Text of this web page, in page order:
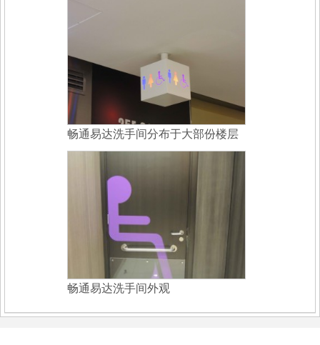
畅通易达洗手间分布于大部份楼层
畅通易达洗手间外观